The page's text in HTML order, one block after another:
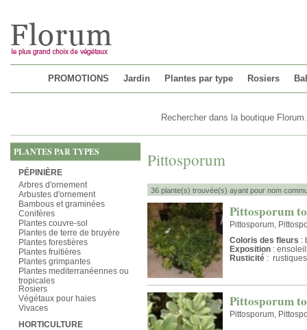
PROMOTIONS Jardin Plantes par type Rosiers
PLANTES PAR TYPES
PÉPINIÈRE
Arbres d'ornement
Arbustes d'ornement
Bambous et graminées
Conifères
Plantes couvre-sol
Plantes de terre de bruyère
Plantes forestières
Plantes fruitières
Plantes grimpantes
Plantes mediterranéennes ou
tropicales
Rosiers
Végétaux pour haies
Vivaces
HORTICULTURE
Pittosporum
36 plante(s) trouvée(s) ayant pour nom
Pittosporum
Pittosporum,
Coloris des fleurs :
Exposition :
Rusticité :
Pittosporum
Pittosporum,